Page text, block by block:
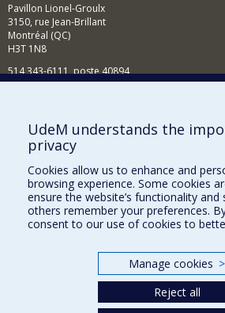
Pavillon Lionel-Groulx
3150, rue Jean-Brillant
Montréal (QC)
H3T 1N8
514 343-6111, poste 40894
Comment soutenir l'École?
BESOIN D'AIDE?
Plan du site
Signaler une erreur
Accessibilité
Nos départements et écoles
UdeM understands the
privacy
Cookies allow us to enhance and
browsing experience. Some cookies
ensure the website’s functionality and
others remember your preferences.
consent to our use of cookies to
Manage cookies >
Reject all